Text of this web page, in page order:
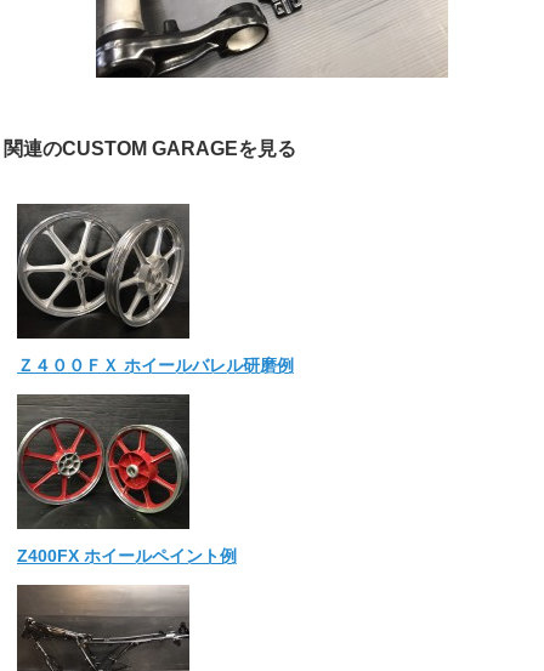
関連のCUSTOM GARAGEを見る
Ｚ４００ＦＸ ホイールバレル研磨例
Z400FX ホイールペイント例